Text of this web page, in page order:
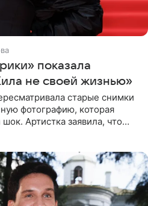
показала
не своей жизнью»
старые снимки
фотографию, которая
Артистка заявила, что